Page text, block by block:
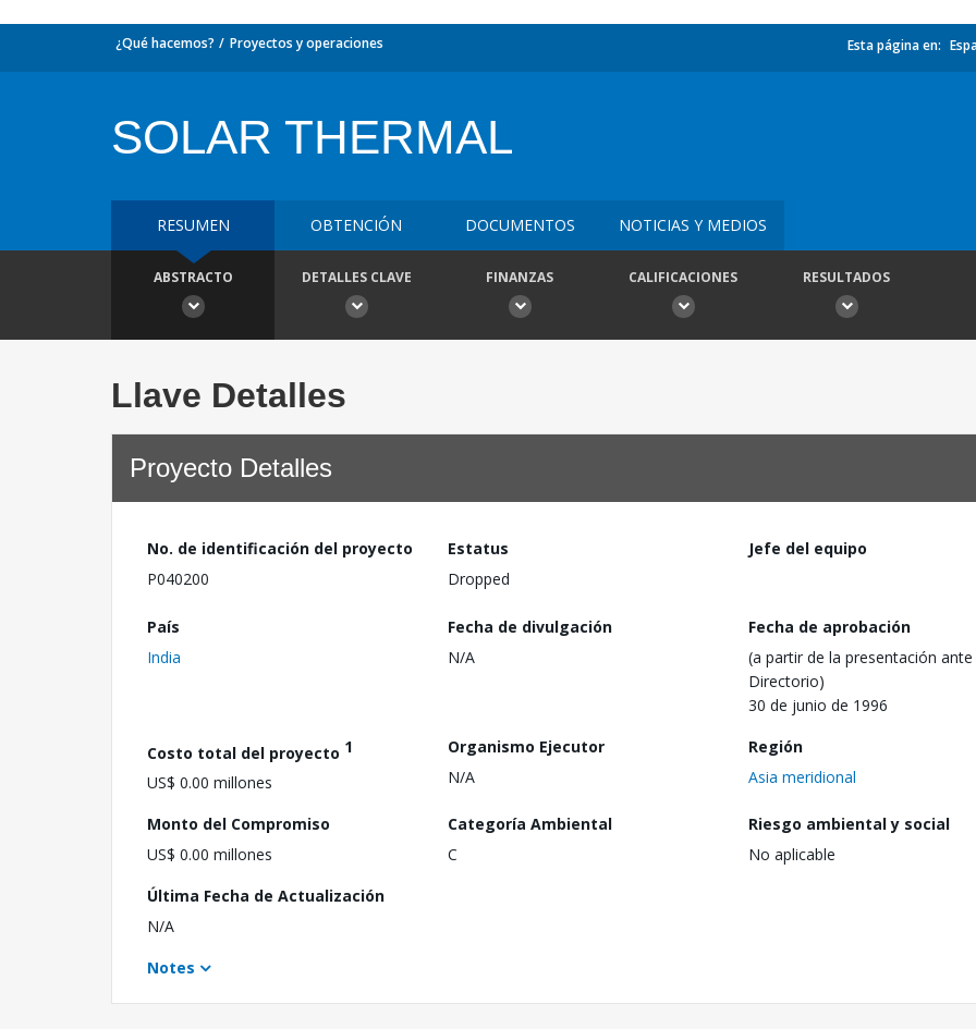
¿Qué hacemos? Proyectos y operaciones Esta página en:
SOLAR THERMAL
RESUMEN OBTENCIÓN DOCUMENTOS NOTICIAS Y MEDIOS
ABSTRACTO DETALLES CLAVE FINANZAS CALIFICACIONES RESULTADOS
Llave Detalles
Proyecto Detalles
No. de identificación del proyecto
P040200
Estatus
Dropped
Jefe del equipo
País
India
Fecha de divulgación
N/A
Fecha de aprobación
(a partir de la presentación ante
Directorio)
30 de junio de 1996
Costo total del proyecto 1
US$ 0.00 millones
Organismo Ejecutor
N/A
Región
Asia meridional
Monto del Compromiso
US$ 0.00 millones
Categoría Ambiental
C
Riesgo ambiental y social
No aplicable
Última Fecha de Actualización
N/A
Notes